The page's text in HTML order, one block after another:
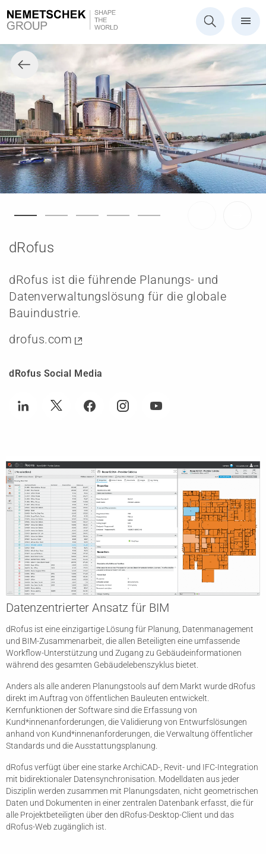
dRofus
dRofus ist die führende Planungs- und
Datenverwaltungslösung für die globale
Bauindustrie.
drofus.com
dRofus Social Media
Datenzentrierter Ansatz für BIM
dRofus ist eine einzigartige Lösung für Planung, Datenmanagement
und BIM-Zusammenarbeit, die allen Beteiligten eine umfassende
Workflow-Unterstützung und Zugang zu Gebäudeinformationen
während des gesamten Gebäudelebenszyklus bietet.
Anders als alle anderen Planungstools auf dem Markt wurde dRofus
direkt im Auftrag von öffentlichen Bauleuten entwickelt.
Kernfunktionen der Software sind die Erfassung von
Kund*innenanforderungen, die Validierung von Entwurfslösungen
anhand von Kund*innenanforderungen, die Verwaltung öffentlicher
Standards und die Ausstattungsplanung.
dRofus verfügt über eine starke ArchiCAD-, Revit- und IFC-Integration
mit bidirektionaler Datensynchronisation. Modelldaten aus jeder
Disziplin werden zusammen mit Planungsdaten, nicht geometrischen
Daten und Dokumenten in einer zentralen Datenbank erfasst, die für
alle Projektbeteiligten über den dRofus-Desktop-Client und das
dRofus-Web zugänglich ist.